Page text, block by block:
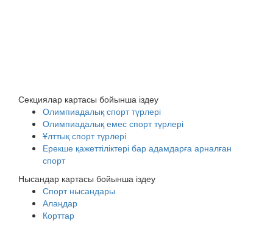
Секциялар картасы бойынша іздеу
Олимпиадалық спорт түрлері
Олимпиадалық емес спорт түрлері
Ұлттық спорт түрлері
Ерекше қажеттіліктері бар адамдарға арналған
спорт
Нысандар картасы бойынша іздеу
Спорт нысандары
Алаңдар
Корттар